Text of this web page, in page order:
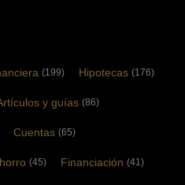
(199) Hipotecas (176)
y guías (86)
Cuentas (65)
(45) Financiación (41)